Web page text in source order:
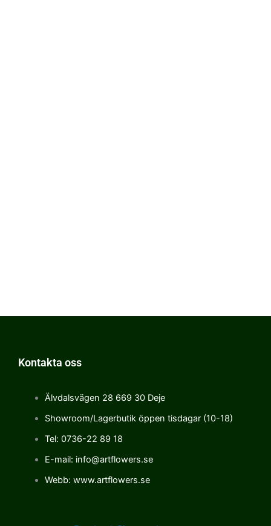
Kontakta oss
Älvdalsvägen 28 669 30 Deje
Showroom/Lagerbutik öppen tisdagar (10-18)
Tel: 0736-22 89 18
E-mail: info@artflowers.se
Webb: www.artflowers.se